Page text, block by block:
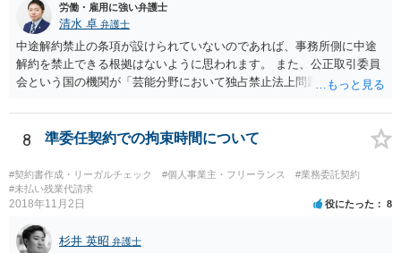
労働・雇用に強い弁護士
清水 卓 弁護士
中途解約禁止の条項が設けられていないのであれば、事務所側に中途
解約を禁止できる根拠はないように思われます。 また、公正取引委員
会という国の機関が「芸能分野において独占禁止法上問題となり得る
活動を⾏えない旨の義務を課し，⼜は移籍・独⽴した場合には芸能活
動を妨害する旨⽰唆して，移籍・独⽴を諦めさせること（優越的地位
る可能性があり、あなたのケースでも、独占禁止法上問題となり得ま
す。 ただし、「※これら⾏為が実際に独占禁⽌法違反となるかどうか
は，具体的態様に照らして個別に判断されることとなる。例えば，優
越的地位の濫⽤に関して，不当に不利益を与えるか否かは，課される
義務等の内容や期間が⽬的に照らして過⼤であるか，与える不利益の
8 準委任契約での拘束時間について
#契約書作成・リーガルチェック #個人事業主・フリーランス
#業務委託契約
#未払い残業代請求
2018年11月2日 役にたった 8
杉井 英昭 弁護士